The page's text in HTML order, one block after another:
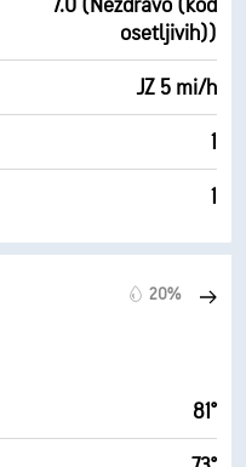
7.0 (Nezdravo (kod
osetljivih))
JZ 5 mi/h
1
1
20%
81°